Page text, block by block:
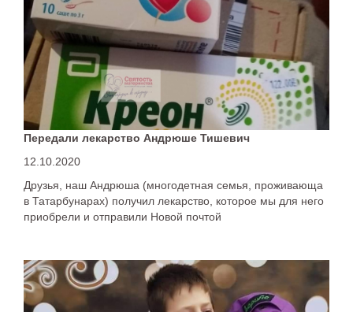
Передали лекарство Андрюше Тишевич
12.10.2020
Друзья, наш Андрюша (многодетная семья, проживающа
в Татарбунарах) получил лекарство, которое мы для него
приобрели и отправили Новой почтой